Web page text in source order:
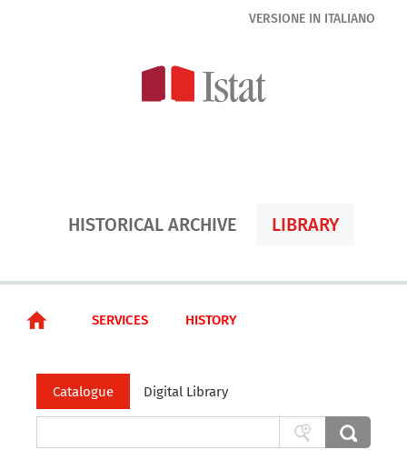
HISTORICAL ARCHIVE LIBRARY
SERVICES HISTORY
Catalogue
Digital Library
Advanced search